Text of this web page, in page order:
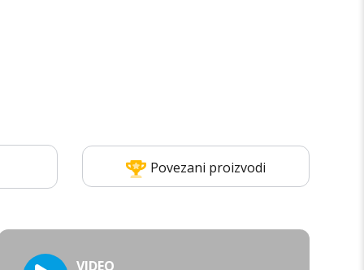
Povezani proizvodi
VIDEO